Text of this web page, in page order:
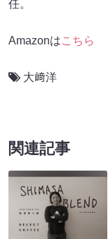
任。
Amazonはこちら
大﨑洋
関連記事